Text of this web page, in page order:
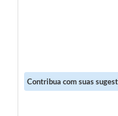
Contribua com suas